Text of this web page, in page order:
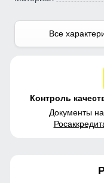
Все
Контроль
Документы